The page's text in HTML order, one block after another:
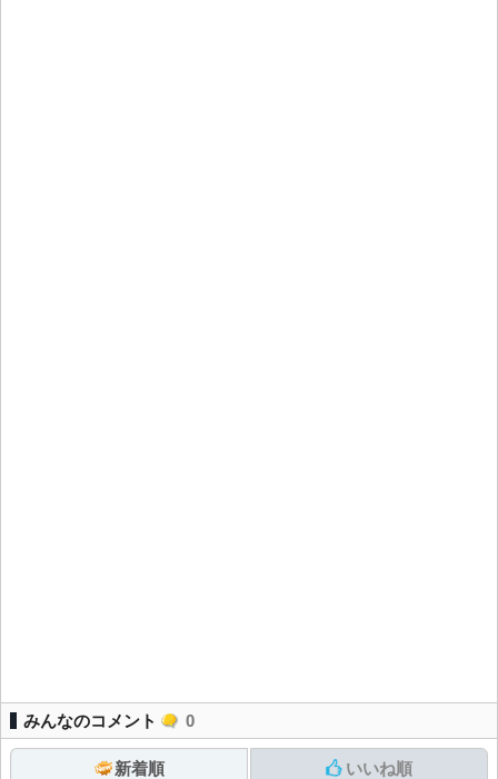
みんなのコメント 0
新着順 いいね順